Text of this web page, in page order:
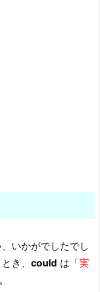
いかがでしたでし
とき、 could は 「実